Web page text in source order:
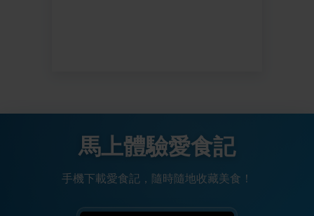
馬上體驗愛食記
手機下載愛食記，隨時隨地收藏美食！